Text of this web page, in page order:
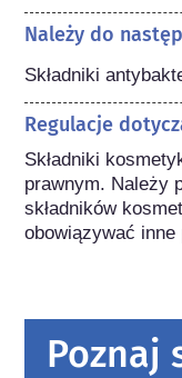
Należy do
Składniki
Regulacje
Składniki
prawnym. Należy
składników
obowiązywać inne
Poznaj